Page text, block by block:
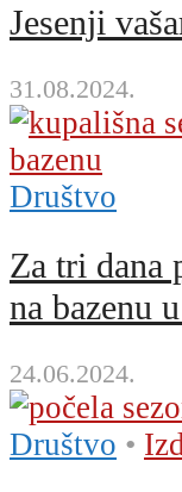
Jesenji
31.08.2024.
Društvo
Za tri dana
na bazenu
24.06.2024.
Društvo •